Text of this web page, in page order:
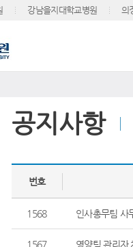
강남을지대학교병원 의
공지사항
번호
1568 인사총무팀 사
1567 영양팀 관리자